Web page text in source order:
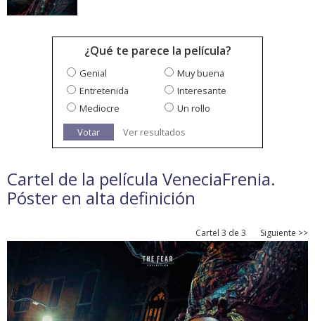
¿Qué te parece la película?
Genial
Muy buena
Entretenida
Interesante
Mediocre
Un rollo
Votar
Ver resultados
Cartel de la película VeneciaFrenia.
Póster en alta definición
Cartel 3 de 3 Siguiente >>